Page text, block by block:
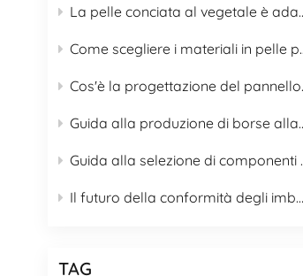
La pelle conciata al vegetale è adatta alla produzione di borse?
Come scegliere i materiali in pelle per le borse e guida alla corretta cura
Cos'è la progettazione del pannello posteriore dello zaino?
Guida alla produzione di borse alla moda in pelle, opzioni 2026
Guida alla selezione di componenti OEM per borse
Il futuro della conformità degli imballaggi in sacchetti ai sensi del regolamento UE PPWR
TAG